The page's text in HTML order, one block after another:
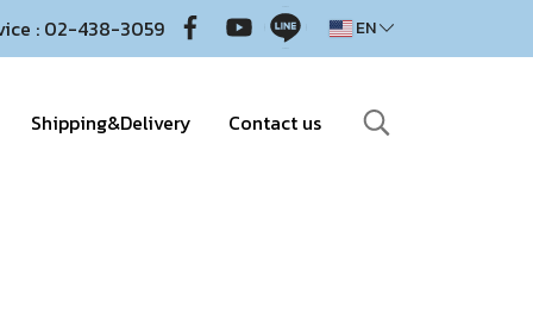
: 02-438-3059 EN
Shipping&Delivery Contact us